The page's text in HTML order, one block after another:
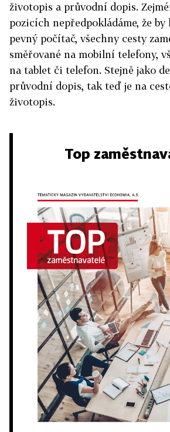
životopis a průvodní dopis.
pozicích nepředpokládáme, že
pevný počítač, všechny cesty
směřované na mobilní telefony,
na tablet či telefon. Stejně jako
průvodní dopis, tak teď je na
životopis.
Top